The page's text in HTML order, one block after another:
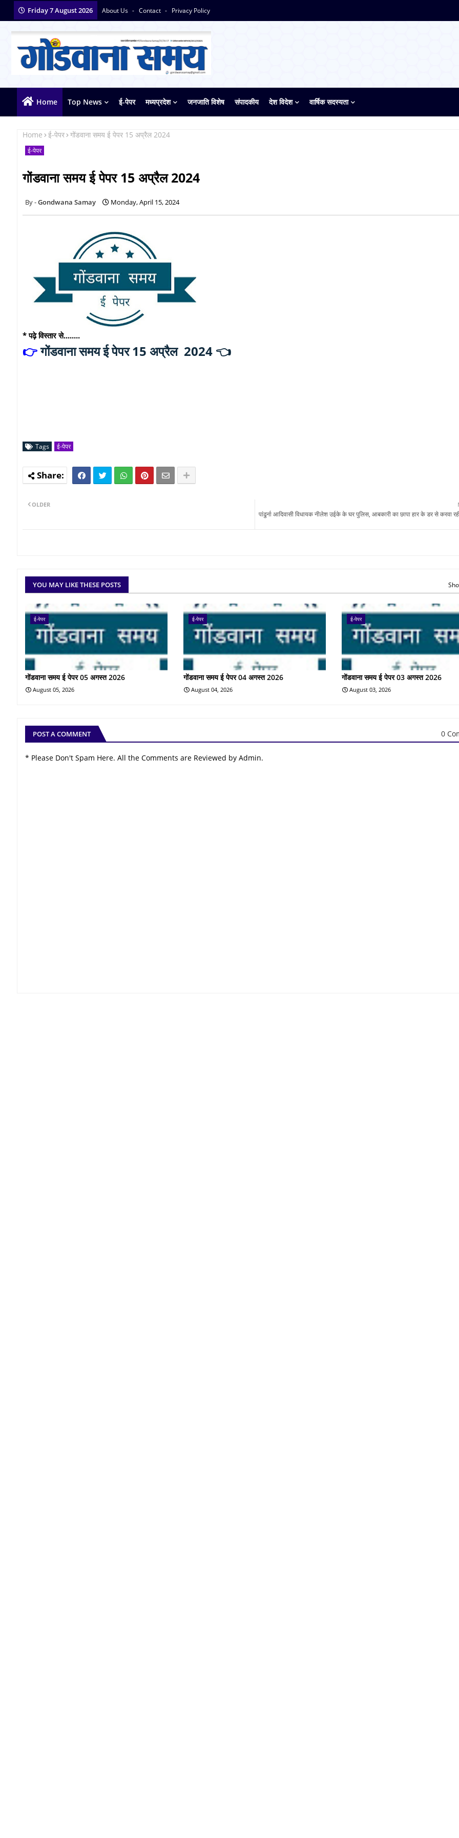
Friday 7 August 2026 About Us Contact Privacy Policy
Home Top News ई-पेपर मध्यप्रदेश जनजाति विशेष संपादकीय देश विदेश वार्षिक सदस्यता
Home ई-पेपर गोंडवाना समय ई पेपर 15 अप्रैल 2024
ई-पेपर
गोंडवाना समय ई पेपर 15 अप्रैल 2024
Gondwana Samay Monday, April 15, 2024
* पढ़े विस्तार से........
👉गोंडवाना समय ई पेपर 15 अप्रैल 2024 👈
Tags ई-पेपर
पांढुर्ना आदिवासी विधायक नीलेश उईके के घर पुलिस, आबकारी का छापा हार के डर से करवा
OLDER
YOU MAY LIKE THESE POSTS
ई-पेपर
गोंडवाना समय ई पेपर 05 अगस्त 2026
August 05, 2026
ई-पेपर
गोंडवाना समय ई पेपर 04 अगस्त 2026
August 04, 2026
ई-पेपर
गोंडवाना समय ई पेपर 03 अगस्त 2026
August 03, 2026
POST A COMMENT 0
* Please Don't Spam Here. All the Comments are Reviewed by Admin.